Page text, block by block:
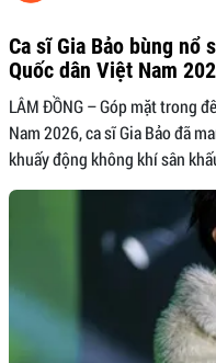
Ca sĩ Gia Bảo bùng nổ
Quốc dân Việt Nam
LÂM ĐỒNG – Góp mặt trong
Nam 2026, ca sĩ Gia Bảo đã
khuấy động không khí sân